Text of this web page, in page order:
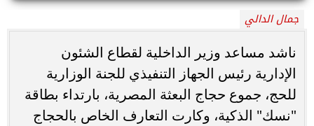
جمال الدالي
ناشد مساعد وزير الداخلية لقطاع الشئون
الإدارية رئيس الجهاز التنفيذي للجنة الوزارية
للحج، جموع حجاج البعثة المصرية، بارتداء بطاقة
"نسك" الذكية، وكارت التعارف الخاص بالحجاج